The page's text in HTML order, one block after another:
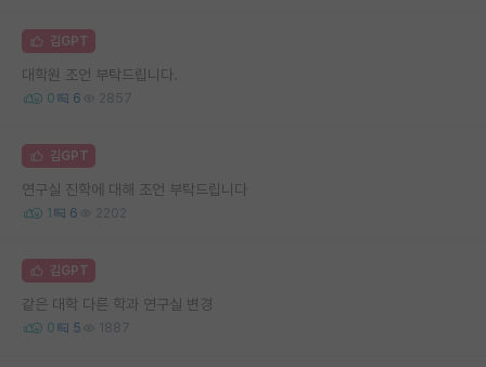
김GPT
대학원 조언 부탁드립니다.
0 6 2857
김GPT
연구실 진학에 대해 조언 부탁드립니다
1 6 2202
김GPT
같은 대학 다른 학과 연구실 변경
0 5 1887